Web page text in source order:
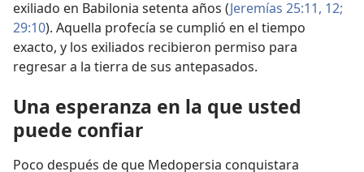
exiliado en Babilonia setenta años (Jeremías 25:11, 12;
29:10). Aquella profecía se cumplió en el tiempo
exacto, y los exiliados recibieron permiso para
regresar a la tierra de sus antepasados.
Una esperanza en la que usted
puede confiar
Poco después de que Medopersia conquistara